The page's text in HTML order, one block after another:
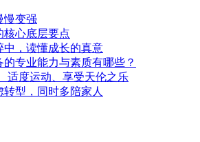
慢变强
核心底层要点
中，读懂成长的真意
专业能力与素质有哪些？
适度运动、享受天伦之乐
型，同时多陪家人